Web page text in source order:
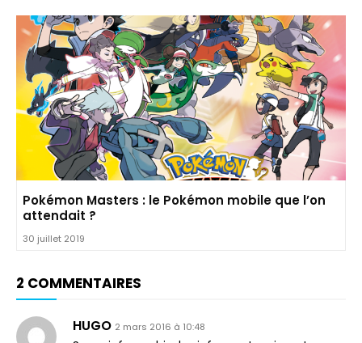
Pokémon Masters : le Pokémon mobile que l’on
attendait ?
30 juillet 2019
2 COMMENTAIRES
HUGO 2 mars 2016 à 10:48